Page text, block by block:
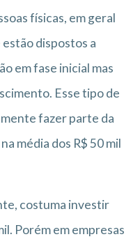
físicas, em geral
dispostos a
em fase inicial mas
Esse tipo de
fazer parte da
média dos R$ 50 mil
costuma investir
Porém em empresas